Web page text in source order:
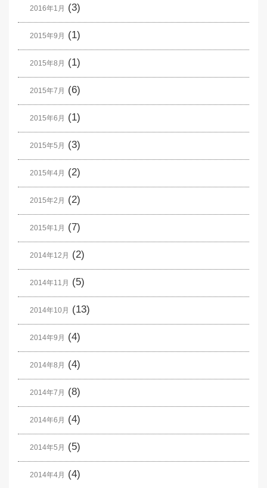
2016年1月 (3)
2015年9月 (1)
2015年8月 (1)
2015年7月 (6)
2015年6月 (1)
2015年5月 (3)
2015年4月 (2)
2015年2月 (2)
2015年1月 (7)
2014年12月 (2)
2014年11月 (5)
2014年10月 (13)
2014年9月 (4)
2014年8月 (4)
2014年7月 (8)
2014年6月 (4)
2014年5月 (5)
2014年4月 (4)